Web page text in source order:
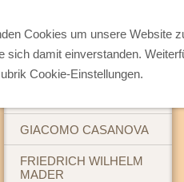
ABENTEUERBÜCHER
GIACOMO CASANOVA
FRIEDRICH WILHELM
MADER
Cookies um unsere Website
sich damit einverstanden.
Cookie-Einstellungen.